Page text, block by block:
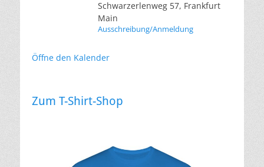
Schwarzerlenweg 57, Frankfurt
Main
Ausschreibung/Anmeldung
Öffne den Kalender
Zum T-Shirt-Shop